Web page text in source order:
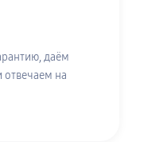
даём
отвечаем на